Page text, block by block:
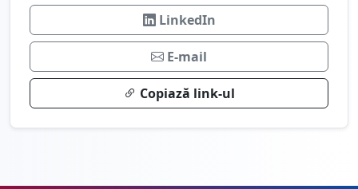
LinkedIn
E-mail
Copiază link-ul